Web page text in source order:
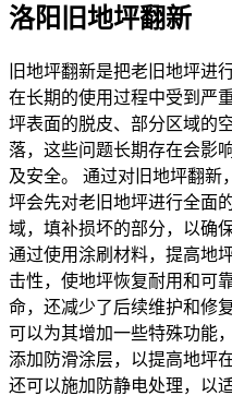
洛阳旧地坪翻新
旧地坪翻新是把老旧地坪进
在长期的使用过程中受到严
坪表面的脱皮、部分区域的
落，这些问题长期存在会影
及安全。 通过对旧地坪翻新
坪会先对老旧地坪进行全面
域，填补损坏的部分，以确
通过使用涂刷材料，提高地
击性，使地坪恢复耐用和可
命，还减少了后续维护和修
可以为其增加一些特殊功能
添加防滑涂层，以提高地坪
还可以施加防静电处理，以